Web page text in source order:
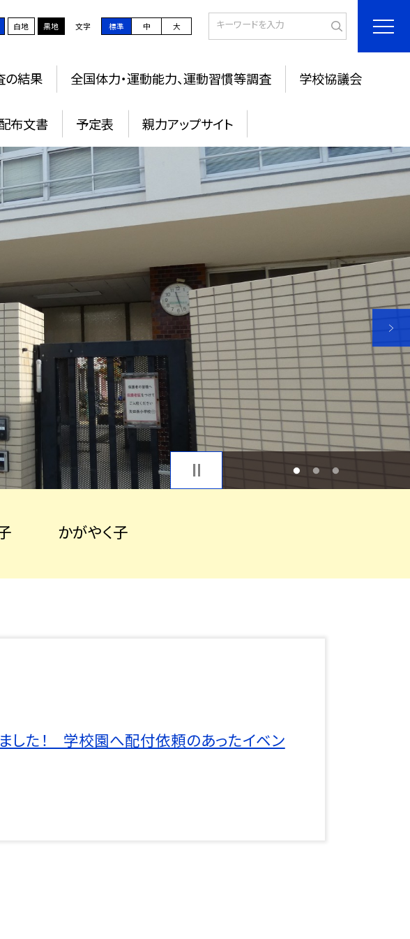
白地 黒地 文字 標準 中 大
の結果 全国体力・運動能力、運動習慣等調査 学校協議会
布文書 予定表 親力アップサイト
1 2 3
かがやく子
した！ 学校園へ配付依頼のあったイベン